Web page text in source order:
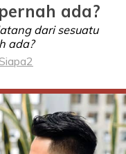
ada?
dari sesuatu
ada?